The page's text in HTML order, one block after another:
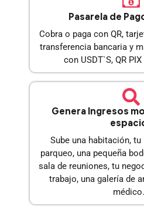
Pasarela de
Cobra o paga con QR,
transferencia bancaria y
con USDT`S, QR
Genera Ingresos
Sube una habitación,
parqueo, una pequeña
sala de reuniones, tu
trabajo, una galería de